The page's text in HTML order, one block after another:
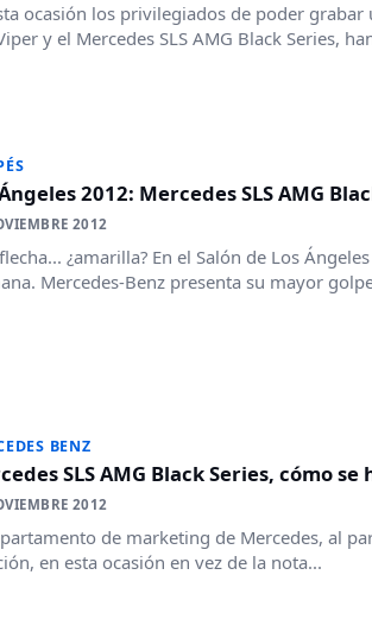
ocasión los privilegiados de poder
y el Mercedes SLS AMG Black Series,
2012: Mercedes SLS AMG
2012
¿amarilla? En el Salón de Los
Mercedes-Benz presenta su mayor
BENZ
SLS AMG Black Series, cómo se
2012
de marketing de Mercedes, al
en esta ocasión en vez de la nota...